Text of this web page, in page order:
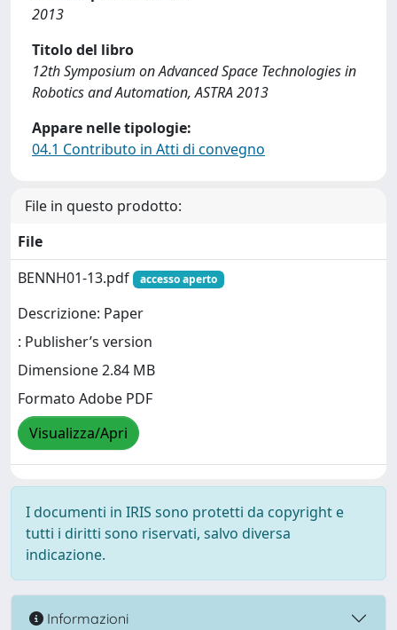
2013
Titolo del libro
12th Symposium on Advanced Space Technologies in
Robotics and Automation, ASTRA 2013
Appare nelle tipologie:
04.1 Contributo in Atti di convegno
File in questo prodotto:
File
BENNH01-13.pdf
accesso aperto
Descrizione: Paper
: Publisher’s version
Dimensione 2.84 MB
Formato Adobe PDF
Visualizza/Apri
I documenti in IRIS sono protetti da copyright e
tutti i diritti sono riservati, salvo diversa
indicazione.
Informazioni